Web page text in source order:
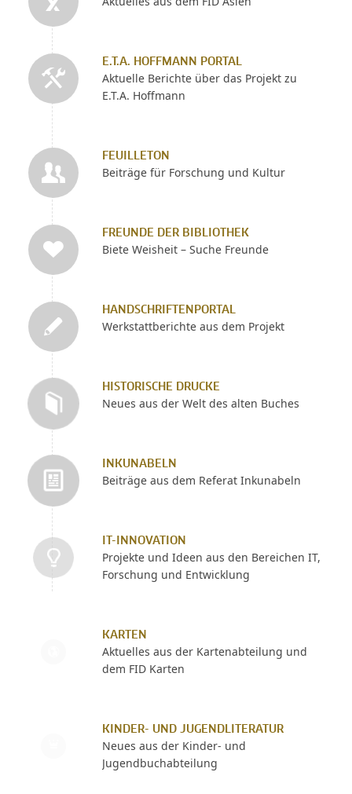
E.T.A. HOFFMANN PORTAL
Aktuelle Berichte über das Projekt zu
E.T.A. Hoffmann
FEUILLETON
Beiträge für Forschung und Kultur
FREUNDE DER BIBLIOTHEK
Biete Weisheit – Suche Freunde
HANDSCHRIFTENPORTAL
Werkstattberichte aus dem Projekt
HISTORISCHE DRUCKE
Neues aus der Welt des alten Buches
INKUNABELN
Beiträge aus dem Referat Inkunabeln
IT-INNOVATION
Projekte und Ideen aus den Bereichen IT,
Forschung und Entwicklung
KARTEN
Aktuelles aus der Kartenabteilung und
dem FID Karten
KINDER- UND JUGENDLITERATUR
Neues aus der Kinder- und
Jugendbuchabteilung